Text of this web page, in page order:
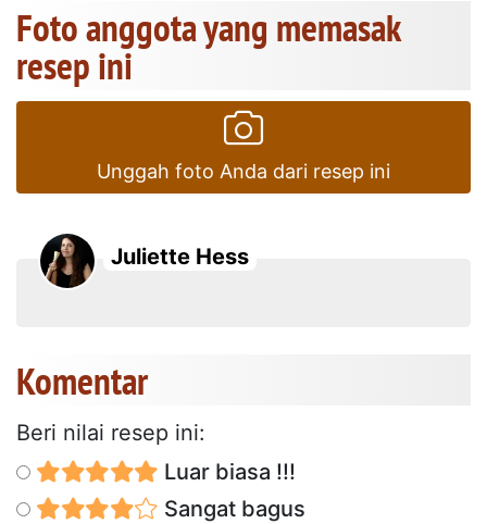
Foto anggota yang memasak
resep ini
Unggah foto Anda dari resep ini
Juliette Hess
Komentar
Beri nilai resep ini:
Luar biasa !!!
Sangat bagus